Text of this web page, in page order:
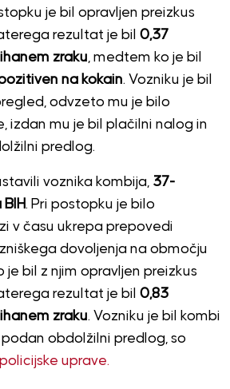
je bil opravljen preizkus
rezultat je bil 0,37
zraku, medtem ko je bil
na kokain. Vozniku je bil
odvzeto mu je bilo
izdan mu je bil plačilni nalog in
predlog.
voznika kombija, 37-
. Pri postopku je bilo
v času ukrepa prepovedi
dovoljenja na območju
je bil z njim opravljen preizkus
rezultat je bil 0,83
zraku. Vozniku je bil kombi
obdolžilni predlog, so
uprave.